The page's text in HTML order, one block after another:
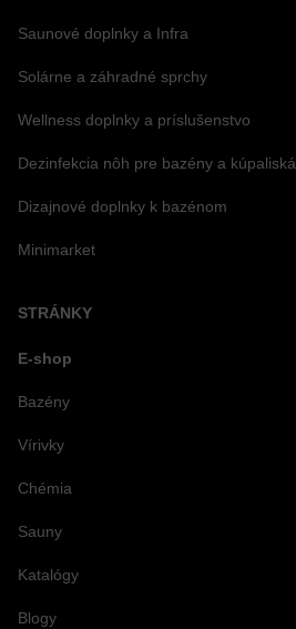
Saunové doplnky a Infra
Solárne a záhradné sprchy
Wellness doplnky a príslušenstvo
Dezinfekcia nôh pre bazény a kúpaliská
Dizajnové doplnky k bazénom
Minimarket
STRÁNKY
E-shop
Bazény
Vírivky
Chémia
Sauny
Katalógy
Blogy